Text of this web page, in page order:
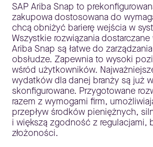
SAP Ariba Snap to
zakupowa dostosowana do
chcą obniżyć barierę wejścia w
Wszystkie rozwiązania dostarczane
Ariba Snap są łatwe do
obsłudze. Zapewnia to wysoki
wśród użytkowników.
wydatków dla danej branży są już
skonfigurowane. Przygotowane
razem z wymogami firm,
przepływ środków pieniężnych,
i większą zgodność z regulacjami,
złożoności.